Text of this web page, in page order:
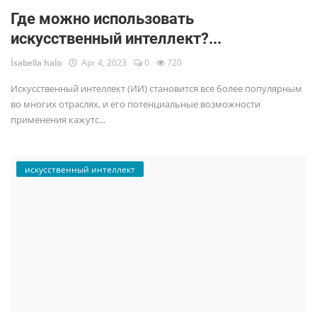
Где можно использовать
искусственный интеллект?...
İsabella halo Apr 4, 2023 0 720
Искусственный интеллект (ИИ) становится все более популярным
во многих отраслях, и его потенциальные возможности
применения кажутс...
искусственный интеллект